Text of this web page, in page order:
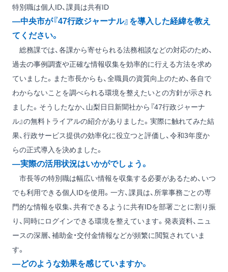
特別職は個人ID、課員は共有ID
―中央市が『47行政ジャーナル』を導入した経緯を教え
てください。
総務課では、各課から寄せられる法務相談などの対応のため、
過去の事例調査や正確な情報収集を効率的に行える方法を求め
ていました。また市長からも、全職員の資質向上のため、各自で
わからないことを調べられる環境を整えたいとの方針が示され
ました。そうしたなか、山梨日日新聞社から『47行政ジャーナ
ル』の無料トライアルの紹介がありました。実際に触れてみた結
果、行政サービス提供の効率化に役立つと評価し、令和3年度か
らの正式導入を決めました。
―実際の活用状況はいかがでしょう。
市長等の特別職は幅広い情報を収集する必要があるため、いつ
でも利用できる個人IDを使用。一方、課員は、所掌事務ごとの専
門的な情報を収集、共有できるように共有IDを部署ごとに割り振
り、同時にログインできる環境を整えています。発表資料、ニュ
ースの深層、補助金・交付金情報などが頻繁に閲覧されていま
す。
―どのような効果を感じていますか。